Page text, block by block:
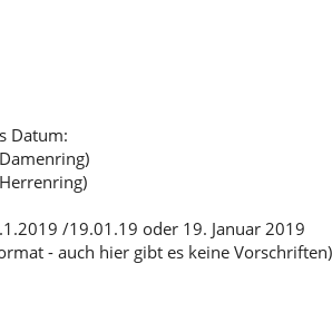
Datum:
/19.01.19 oder 19. Januar 2019
- auch hier gibt es keine Vorschriften)